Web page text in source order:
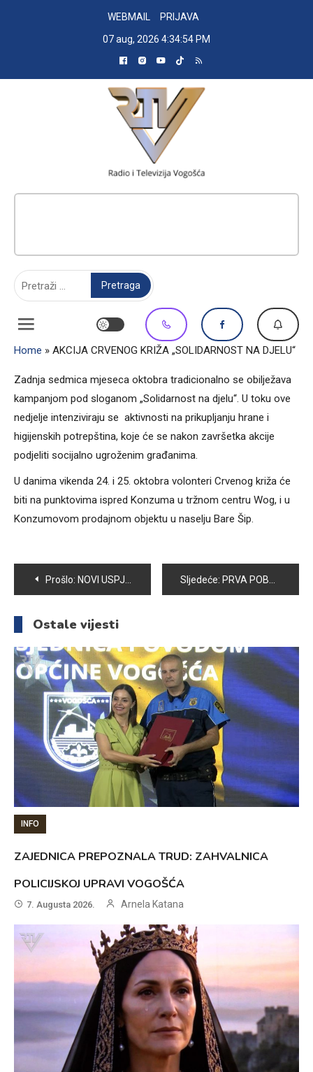
WEBMAIL
PRIJAVA
07 aug, 2026 4:34:55 PM
Home » AKCIJA CRVENOG KRIŽA „SOLIDARNOST NA DJELU“
Zadnja sedmica mjeseca oktobra tradicionalno se obilježava
kampanjom pod sloganom „Solidarnost na djelu“. U toku ove
nedjelje intenziviraju se aktivnosti na prikupljanju hrane i
higijenskih potrepština, koje će se nakon završetka akcije
podjeliti socijalno ugroženim građanima.
U danima vikenda 24. i 25. oktobra volonteri Crvenog križa će
biti na punktovima ispred Konzuma u tržnom centru Wog, i u
Konzumovom prodajnom objektu u naselju Bare Šip.
Navigacija
članaka
Prošlo: NOVI USPJESI VOGOŠĆANSKIH RUKOMETAŠA Sljedeće: PRVA POBJEDA KOŠARKAŠA VOGOŠĆE U A1 LIGI.
Ostale vijesti
INFO
ZAJEDNICA PREPOZNALA TRUD: ZAHVALNICA
POLICIJSKOJ UPRAVI VOGOŠĆA
7. Augusta 2026. Arnela Katana